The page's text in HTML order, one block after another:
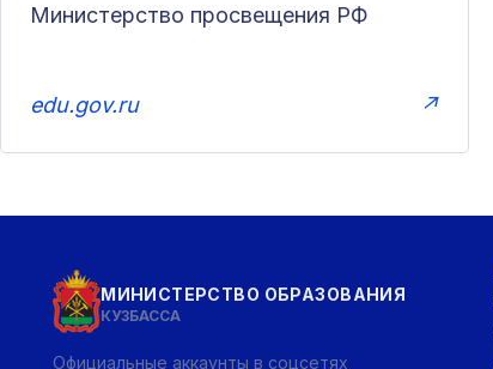
Министерство просвещения РФ
edu.gov.ru ↗
МИНИСТЕРСТВО ОБРАЗОВАНИЯ
КУЗБАССА
Официальные аккаунты в соцсетях